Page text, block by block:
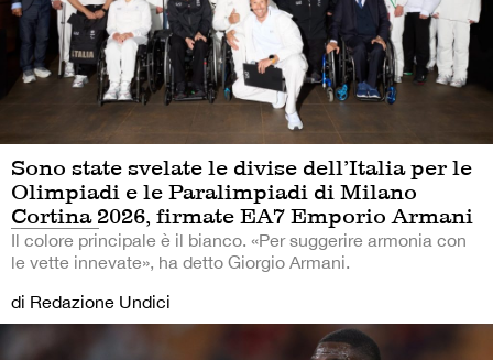
Sono state svelate le divise dell’Italia per le
Olimpiadi e le Paralimpiadi di Milano
Cortina 2026, firmate EA7 Emporio Armani
Il colore principale è il bianco. «Per suggerire armonia con
le vette innevate», ha detto Giorgio Armani.
di Redazione Undici